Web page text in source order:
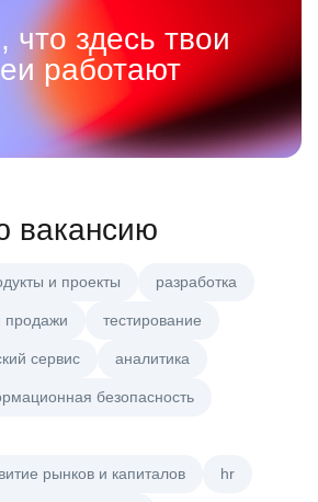
что здесь твои
работают
вакансию
и проекты разработка
продажи тестирование
сервис аналитика
безопасность
рынков и капиталов hr